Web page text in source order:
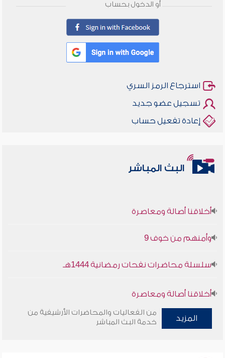
أو الدخول بحساب
استرجاع الرمز السري
تسجيل عضو جديد
إعادة تفعيل حساب
البث المباشر
أخلاقنا أصالة ومعاصرة
وأمنهم من خوف 9
سلسلة محاضرات نفحات رمضانية 1444هـ
أخلاقنا أصالة ومعاصرة
وأمنهم من خوف 9
المزيد
من الفعاليات والمحاضرات الأرشيفية من
خدمة البث المباشر